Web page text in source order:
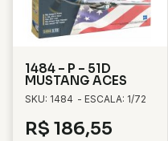
1484 – P – 51D
MUSTANG ACES
SKU: 1484 - ESCALA: 1/72
R$ 186,55